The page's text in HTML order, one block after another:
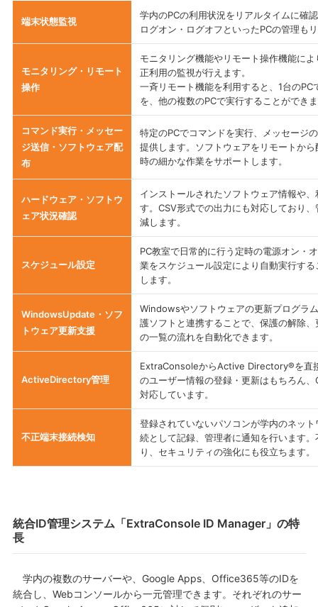
端末状態監視
学内のPCの利用状況をリアルタイムに確
ログオン・ログオフといったPCの管理も
モニタリング・リモート
操作
モニタリング機能やリモート操作機能に
正利用の監視が行えます。
一斉リモート機能を利用すると、1台の
を、他の複数のPCで実行することができ
コマンド実行・メッセー
ジ送信・ソフトウェア配
布
特定のPCでコマンドを実行、メッセージ
提供します。ソフトウェアをリモートか
時の細かな作業をサポートします。
ハードウェア・ソフトウ
ェア状況確認
インストールされたソフトウェア情報や
す。CSV形式での出力にも対応しており
減します。
スケジュール設定
PC教室で日常的に行う定時の電源オン・
業をスケジュール設定により自動実行す
します。
WindowsUpdate・ソフ
トウェア更新支援
Windowsやソフトウェアの更新プログラ
護ソフトと連携することで、保護の解除
の一覧の流れを自動化できます。
ActiveDirectory管理
ExtraConsoleからActive Directory®を直
のユーザー情報の登録・更新はもちろん
対応しています。
不正端末接続検知
登録されていないパソコンが学内のネッ
続として記録、管理者に通知を行います
り、セキュリティの強化にも役立ちます。
統合ID管理システム「ExtraConsole ID Manager」の特
長
学内の複数のサーバーや、Google Apps、Office365等のIDを
統合し、Webコンソールから一元管理できます。それぞれのサー